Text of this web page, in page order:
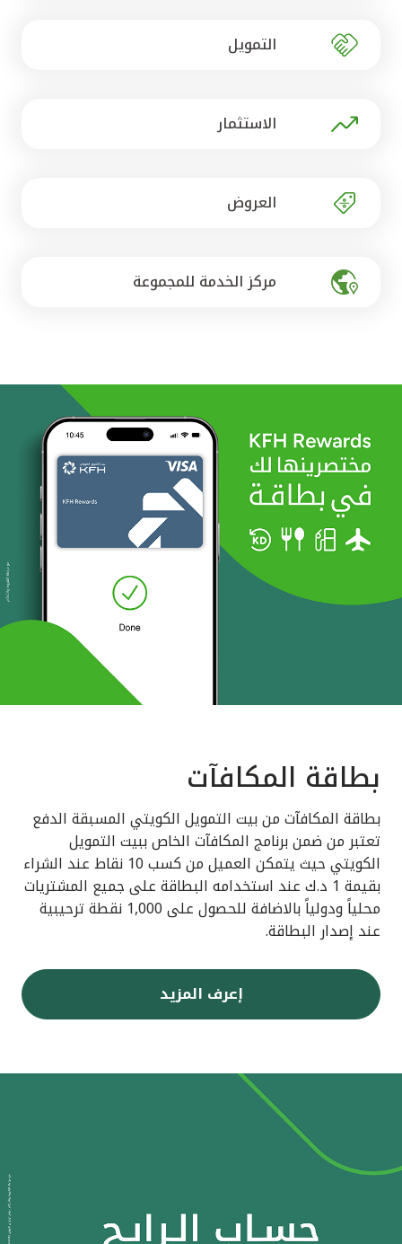
مصر
التمويل
الاستثمار
العروض
مركز الخدمة للمجموعة
بطاقة المكافآت
بطاقة المكافآت من بيت التمويل الكويتي المسبقة الدفع
تعتبر من ضمن برنامج المكافآت الخاص ببيت التمويل
الكويتي حيث يتمكن العميل من كسب 10 نقاط عند الشراء
بقيمة 1 د.ك عند استخدامه البطاقة على جميع المشتريات
محلياً ودولياً بالاضافة للحصول على 1,000 نقطة ترحيبية
عند إصدار البطاقة.
إعرف المزيد